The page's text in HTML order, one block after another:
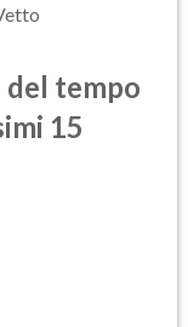
tempo
15